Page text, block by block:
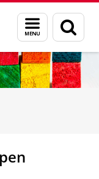
Menu
en
zoeken
Management &